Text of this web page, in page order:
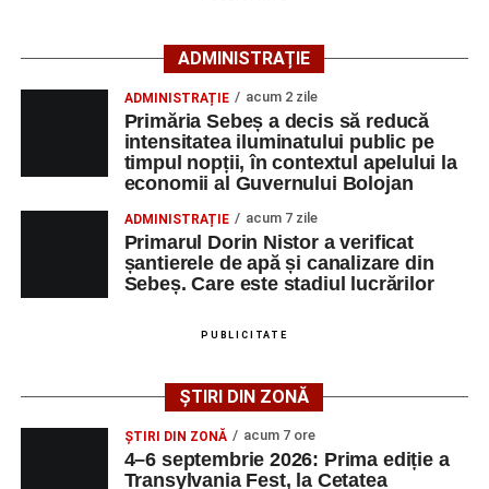
Lista publicată de AJOFM Alba include, pe lângă
denumirea posturilor vacante din Săsciori, și datele de
contact ale angajatorilor, precum numere de telefon și
adrese de e-mail, pentru ca persoanele interesate să
poată solicita detalii despre condițiile de angajare,
programul de lucru și procesul de recrutare.
Mai jos puteți consulta lista completă a locurilor de
muncă disponibile în comuna Săsciori la data de 4
august 2026, precum și datele de contact ale
LMV
TELEFON/E-
Technology Srl
OPERATOR LA
MASINI-UNELTE
1 0752826367
ADMINISTRAȚIE
ADMINISTRAȚIE acum 2 zile
Primăria Sebeș a decis să reducă
intensitatea iluminatului public pe
timpul nopții, în contextul apelului la
economii al Guvernului Bolojan
ADMINISTRAȚIE acum 7 zile
Primarul Dorin Nistor a verificat
șantierele de apă și canalizare din
Sebeș. Care este stadiul lucrărilor
PUBLICITATE
ȘTIRI DIN ZONĂ
ȘTIRI DIN ZONĂ acum 7 ore
4–6 septembrie 2026: Prima ediție a
Transylvania Fest, la Cetatea